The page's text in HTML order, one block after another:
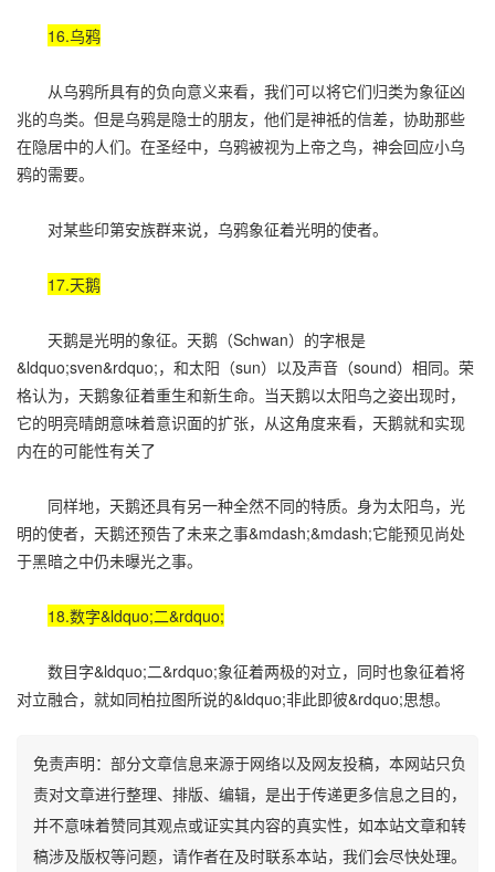
16.乌鸦
从乌鸦所具有的负向意义来看，我们可以将它们归类为象征凶
兆的鸟类。但是乌鸦是隐士的朋友，他们是神祗的信差，协助那些
在隐居中的人们。在圣经中，乌鸦被视为上帝之鸟，神会回应小乌
鸦的需要。
对某些印第安族群来说，乌鸦象征着光明的使者。
17.天鹅
天鹅是光明的象征。天鹅（Schwan）的字根是
&ldquo;sven&rdquo;，和太阳（sun）以及声音（sound）相同。荣
格认为，天鹅象征着重生和新生命。当天鹅以太阳鸟之姿出现时，
它的明亮晴朗意味着意识面的扩张，从这角度来看，天鹅就和实现
内在的可能性有关了
同样地，天鹅还具有另一种全然不同的特质。身为太阳鸟，光
明的使者，天鹅还预告了未来之事&mdash;&mdash;它能预见尚处
于黑暗之中仍未曝光之事。
18.数字&ldquo;二&rdquo;
数目字&ldquo;二&rdquo;象征着两极的对立，同时也象征着将
对立融合，就如同柏拉图所说的&ldquo;非此即彼&rdquo;思想。
免责声明：部分文章信息来源于网络以及网友投稿，本网站只负
责对文章进行整理、排版、编辑，是出于传递更多信息之目的，
并不意味着赞同其观点或证实其内容的真实性，如本站文章和转
稿涉及版权等问题，请作者在及时联系本站，我们会尽快处理。